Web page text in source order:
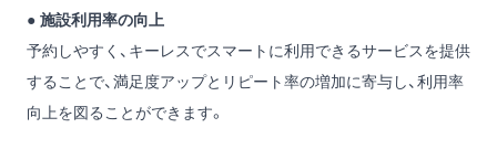
● 施設利用率の向上
予約しやすく、キーレスでスマートに利用できるサービスを提供
することで、満足度アップとリピート率の増加に寄与し、利用率
向上を図ることができます。